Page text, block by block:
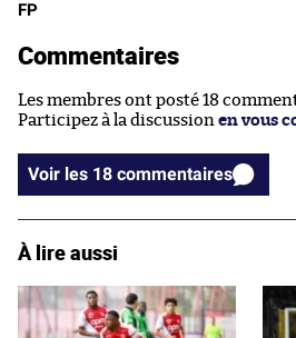
FP
Commentaires
Les membres ont posté 18
Participez à la discussion en vous
Voir les 18 commentaires
À lire aussi